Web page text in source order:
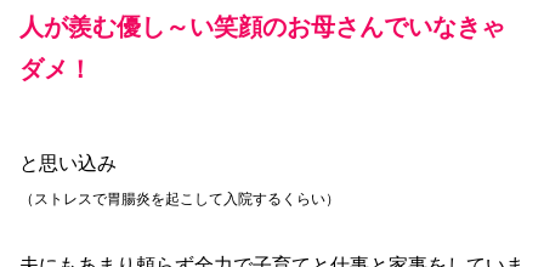
人が羨む優し～い笑顔のお母さんでいなきゃ
ダメ！
と思い込み
（ストレスで胃腸炎を起こして入院するくらい）